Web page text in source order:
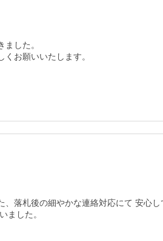
ました。
くお願いいたします。
、落札後の細やかな連絡対応にて 安心
ました。